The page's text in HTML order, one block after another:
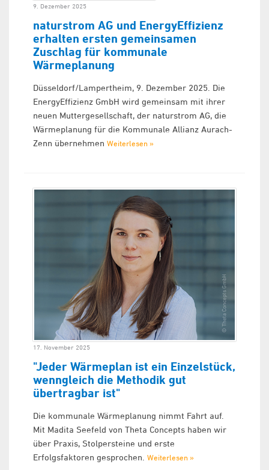
9. Dezember 2025
naturstrom AG und EnergyEffizienz
erhalten ersten gemeinsamen
Zuschlag für kommunale
Wärmeplanung
Düsseldorf/Lampertheim, 9. Dezember 2025. Die
EnergyEffizienz GmbH wird gemeinsam mit ihrer
neuen Muttergesellschaft, der naturstrom AG, die
Wärmeplanung für die Kommunale Allianz Aurach-
Zenn übernehmen Weiterlesen »
17. November 2025
"Jeder Wärmeplan ist ein Einzelstück,
wenngleich die Methodik gut
übertragbar ist"
Die kommunale Wärmeplanung nimmt Fahrt auf.
Mit Madita Seefeld von Theta Concepts haben wir
über Praxis, Stolpersteine und erste
Erfolgsfaktoren gesprochen. Weiterlesen »